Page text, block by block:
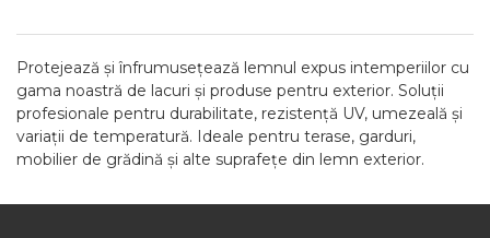
Protejează și înfrumusețează lemnul expus intemperiilor cu
gama noastră de lacuri și produse pentru exterior. Soluții
profesionale pentru durabilitate, rezistență UV, umezeală și
variații de temperatură. Ideale pentru terase, garduri,
mobilier de grădină și alte suprafețe din lemn exterior.